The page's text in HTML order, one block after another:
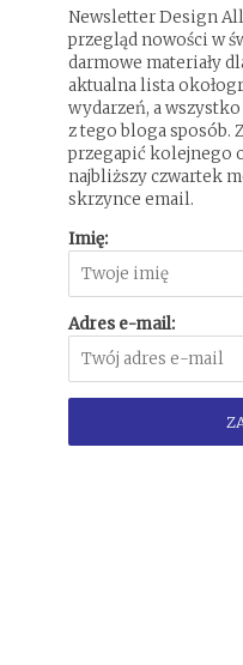
Newsletter Design
przegląd nowości w
darmowe materiały
aktualna lista
wydarzeń, a
z tego bloga sposób.
przegapić kolejnego
najbliższy czwartek
skrzynce email.
Imię:
Adres e-mail: